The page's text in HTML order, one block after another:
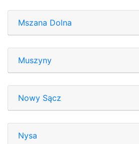
Mszana Dolna
Muszyny
Nowy Sącz
Nysa